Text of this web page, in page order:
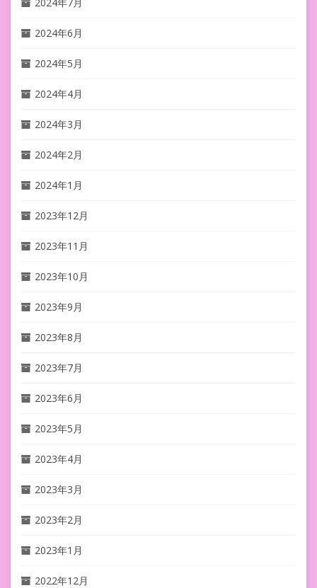
2024年6月
2024年5月
2024年4月
2024年3月
2024年2月
2024年1月
2023年12月
2023年11月
2023年10月
2023年9月
2023年8月
2023年7月
2023年6月
2023年5月
2023年4月
2023年3月
2023年2月
2023年1月
2022年12月